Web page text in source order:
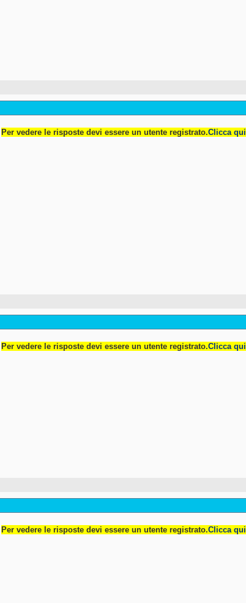
Per vedere le risposte devi essere un utente registrato.Clicca qui
Per vedere le risposte devi essere un utente registrato.Clicca qui
Per vedere le risposte devi essere un utente registrato.Clicca qui